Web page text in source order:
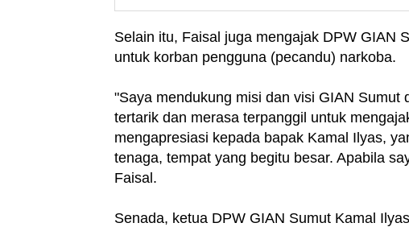
Selain itu, Faisal juga mengajak DPW GIAN
untuk korban pengguna (pecandu) narkoba.
"Saya mendukung misi dan visi GIAN
tertarik dan merasa terpanggil untuk
mengapresiasi kepada bapak Kamal Ilyas,
tenaga, tempat yang begitu besar. Apabila
Faisal.
Senada, ketua DPW GIAN Sumut Kamal